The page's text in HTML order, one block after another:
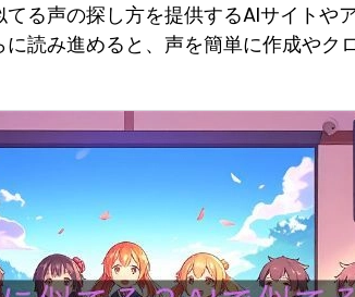
る声の探し方を提供するAIサイトや
読み進めると、声を簡単に作成やク